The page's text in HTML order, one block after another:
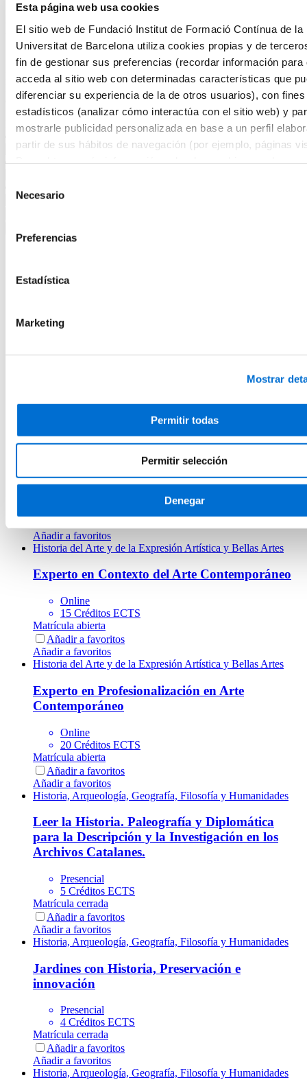
Esta página web usa cookies
El sitio web de Fundació Institut de Formació Contínua de la
Universitat de Barcelona utiliza cookies propias y de
fin de gestionar sus preferencias (recordar información para
acceda al sitio web con determinadas características que
diferenciar su experiencia de la de otros usuarios), con fines
estadísticos (analizar cómo interactúa con el sitio web) y
mostrarle publicidad personalizada en base a un perfil
partir de sus hábitos de navegación (por ejemplo, páginas
Necesario
Preferencias
Estadística
Marketing
Mostrar
Permitir todas
Permitir selección
Denegar
Programas en Historia, Arqueología,
Geografía, Filosofía y Humanidades
Descubre nuestra formación en Historia, Arqueología, Geografía,
Filosofía y Humanidades. La mejor forma de dar un paso adelante
en tu carrera profesional.
Filtros
Máster en Arte Contemporáneo: Contexto,
Añadir a favoritos
Experto en Mediación en Arte Contemporáneo
Online
Añadir a favoritos
Historia del Arte y de la Expresión Artística y Bellas Artes
Experto en Contexto del Arte Contemporáneo
Online
15 Créditos ECTS
Matrícula abierta
Añadir a favoritos
Añadir a favoritos
Historia del Arte y de la Expresión Artística y Bellas Artes
Experto en Profesionalización en Arte
Contemporáneo
Online
20 Créditos ECTS
Matrícula abierta
Añadir a favoritos
Añadir a favoritos
Historia, Arqueología, Geografía, Filosofía y Humanidades
Leer la Historia. Paleografía y Diplomática
para la Descripción y la Investigación en los
Archivos Catalanes.
Presencial
5 Créditos ECTS
Matrícula cerrada
Añadir a favoritos
Añadir a favoritos
Historia, Arqueología, Geografía, Filosofía y Humanidades
Jardines con Historia, Preservación e
innovación
Presencial
4 Créditos ECTS
Matrícula cerrada
Añadir a favoritos
Añadir a favoritos
Historia, Arqueología, Geografía, Filosofía y Humanidades